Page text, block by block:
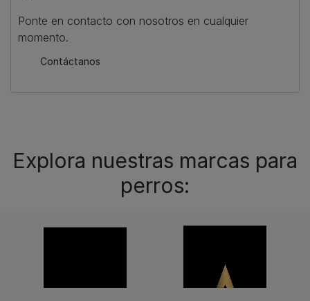
Ponte en contacto con nosotros en cualquier
momento.
Contáctanos
Explora nuestras marcas para
perros: